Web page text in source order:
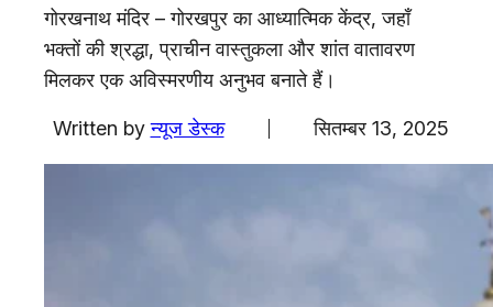
अंतरराष्ट्रीय
गोरखनाथ मंदिर – गोरखपुर का आध्यात्मिक केंद्र, जहाँ
भक्तों की श्रद्धा, प्राचीन वास्तुकला और शांत वातावरण
मिलकर एक अविस्मरणीय अनुभव बनाते हैं।
Written by न्यूज डेस्क सितम्बर 13, 2025